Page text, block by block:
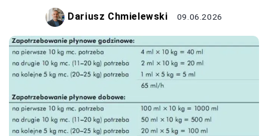
Dariusz Chmielewski 09.06.2026